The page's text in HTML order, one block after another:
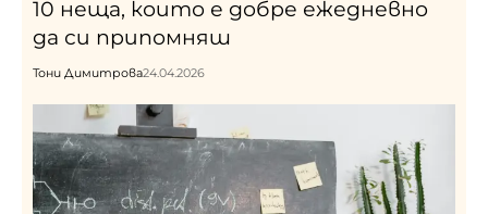
10 неща, които е добре ежедневно
да си припомняш
Тони Димитрова24.04.2026